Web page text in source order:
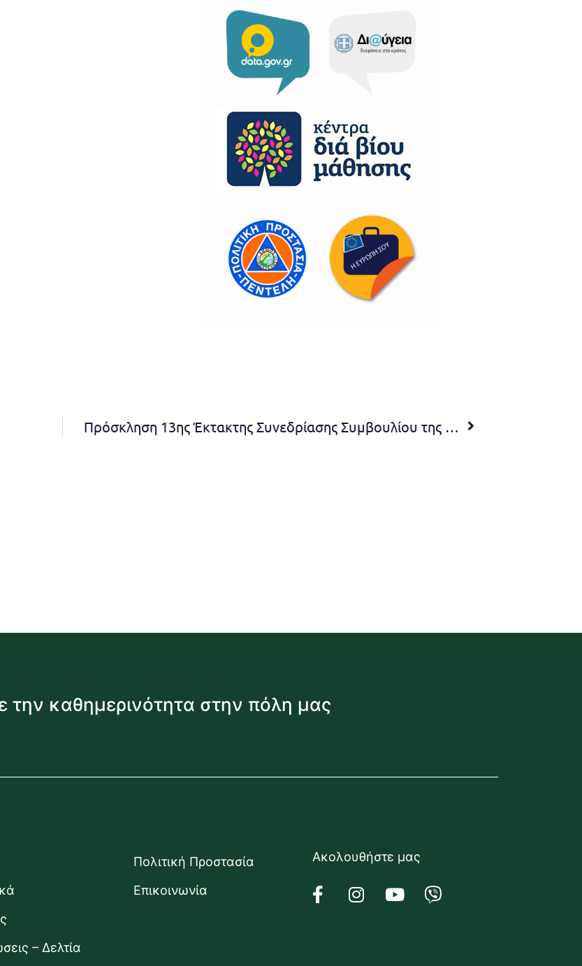
Πρόσκληση 13ης Έκτακτης Συνεδρίασης Συμβουλίου της Κοινότητας Νέας Πεντέλης του Δήμου Πεντέλης
την καθημερινότητα στην πόλη μας
– Δελτία
Πολιτική Προστασία
Επικοινωνία
Ακολουθήστε μας